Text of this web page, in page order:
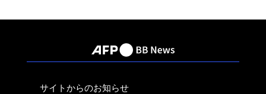
サイトからのお知らせ